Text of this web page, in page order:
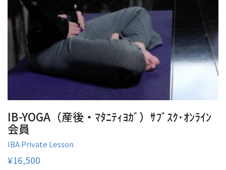
IB-YOGA（産後・ﾏﾀﾆﾃｨﾖｶﾞ）ｻﾌﾞｽｸ･ｵﾝﾗｲﾝ
会員
IBA Private Lesson
¥16,500